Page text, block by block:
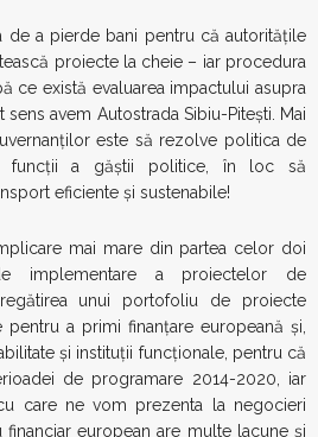
de a pierde bani pentru că autoritățile
proiecte la cheie – iar procedura
ce există evaluarea impactului asupra
avem Autostrada Sibiu-Pitești. Mai
este să rezolve politica de
a găștii politice, în loc să
eficiente şi sustenabile!
mai mare din partea celor doi
implementare a proiectelor de
unui portofoliu de proiecte
a primi finanțare europeană și,
şi instituții funcționale, pentru că
de programare 2014-2020, iar
care ne vom prezenta la negocieri
european are multe lacune și